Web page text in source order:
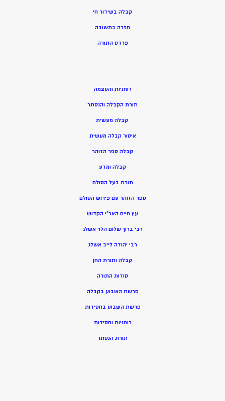
קבלה בשידור חי
חזרה בתשובה
פרדס התורה
רוחניות והעצמה
תורת הקבלה והנסתר
קבלה מעשית
איסור קבלה מעשית
קבלה ספר הזוהר
קבלה ומדע
תורת בעל הסולם
ספר הזוהר עם פירוש הסולם
עץ חיים האר”י הקדוש
רבי ברוך שלום הלוי אשלג
רבי יהודה לייב אשלג
קבלה ותורת החן
סודות התורה
פרשת השבוע בקבלה
פרשת השבוע בחסידות
רוחניות וחסידות
תורת הנסתר